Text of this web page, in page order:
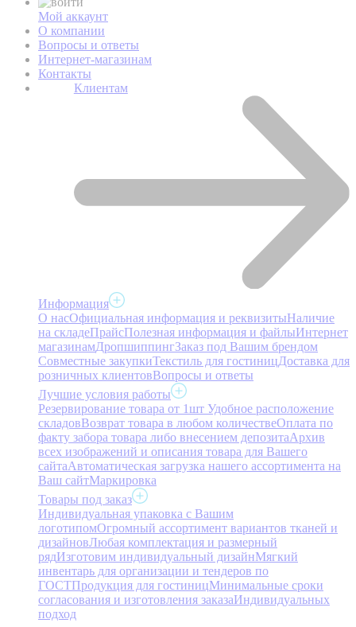
Мой аккаунт
О компании
Вопросы и ответы
Интернет-магазинам
Контакты
Клиентам
Информация
О насОфициальная информация и реквизитыНаличие
на складеПрайсПолезная информация и файлыИнтернет
магазинамДропшиппингЗаказ под Вашим брендом
Совместные закупкиТекстиль для гостиницДоставка для
розничных клиентовВопросы и ответы
Лучшие условия работы
Резервирование товара от 1шт Удобное расположение
складовВозврат товара в любом количествеОплата по
факту забора товара либо внесением депозитаАрхив
всех изображений и описания товара для Вашего
сайтаАвтоматическая загрузка нашего ассортимента на
Ваш сайтМаркировка
Товары под заказ
Индивидуальная упаковка с Вашим
логотипомОгромный ассортимент вариантов тканей и
дизайновЛюбая комплектация и размерный
рядИзготовим индивидуальный дизайнМягкий
инвентарь для организации и тендеров по
ГОСТПродукция для гостиницМинимальные сроки
согласования и изготовления заказаИндивидуальных
подход